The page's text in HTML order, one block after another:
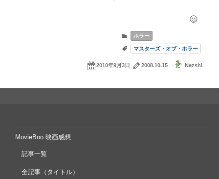
ホラー
マスターズ・オブ・ホラー
2010年9月3日 2008.10.15 Nezshi
MovieBoo 映画感想
記事一覧
全記事（タイトル）